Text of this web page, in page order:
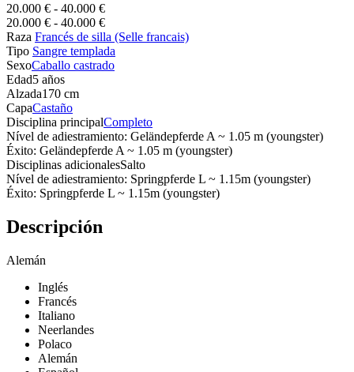
20.000 € - 40.000 €
20.000 € - 40.000 €
Raza Francés de silla (Selle francais)
Tipo Sangre templada
SexoCaballo castrado
Edad5 años
Alzada170 cm
CapaCastaño
Disciplina principalCompleto
Nível de adiestramiento: Geländepferde A ~ 1.05 m (youngster)
Éxito: Geländepferde A ~ 1.05 m (youngster)
Disciplinas adicionalesSalto
Nível de adiestramiento: Springpferde L ~ 1.15m (youngster)
Éxito: Springpferde L ~ 1.15m (youngster)
Descripción
Alemán
Inglés
Francés
Italiano
Neerlandes
Polaco
Alemán